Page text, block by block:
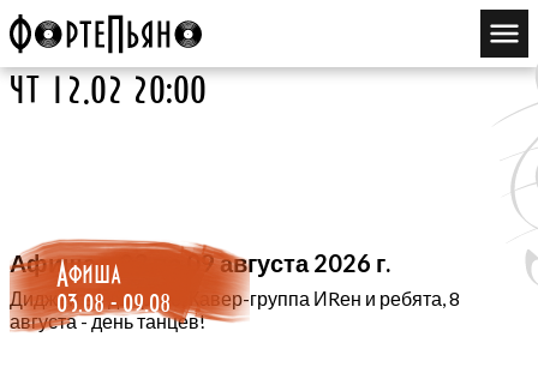
чт 12.02 20:00
Афиша
03.08 - 09.08
Афиша с 03 по 09 августа 2026 г.
Диджей во дворике, Кавер-группа ИRен и ребята, 8
августа - день танцев!